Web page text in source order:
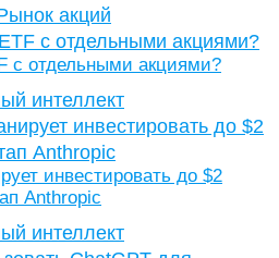
акций
с отдельными акциями?
интеллект
инвестировать до $2
Anthropic
интеллект